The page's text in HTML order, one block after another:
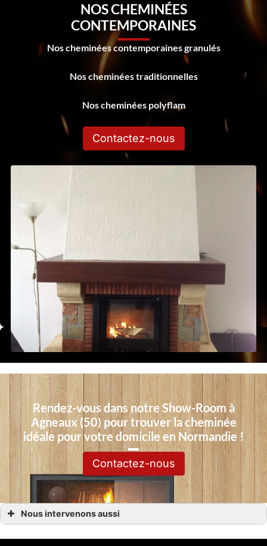
NOS CHEMINÉES
CONTEMPORAINES
Nos cheminées contemporaines granulés
Nos cheminées traditionnelles
Nos cheminées polyflam
Contactez-nous
Rendez-vous dans notre Show-Room à
Agneaux (50) pour trouver la cheminée
idéale pour votre domicile en Normandie !
Contactez-nous
Nous intervenons aussi